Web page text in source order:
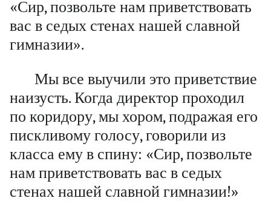
«Сир, позвольте нам приветствовать
вас в седых стенах нашей славной
гимназии».
Мы все выучили это приветствие
наизусть. Когда директор проходил
по коридору, мы хором, подражая его
пискливому голосу, говорили из
класса ему в спину: «Сир, позвольте
нам приветствовать вас в седых
стенах нашей славной гимназии!»